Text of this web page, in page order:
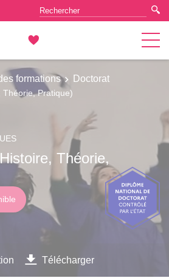
formations Doctorat
Théorie, Pratique)
Théorie,
Télécharger